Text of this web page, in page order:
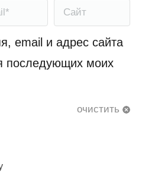
* Сайт
email и адрес сайта
последующих моих
очистить